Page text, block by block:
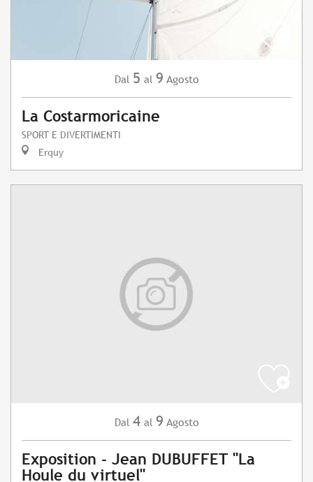
Dal 5 al 9 Agosto
La Costarmoricaine
SPORT E DIVERTIMENTI
Erquy
Dal 4 al 9 Agosto
Exposition - Jean DUBUFFET "La
Houle du virtuel"